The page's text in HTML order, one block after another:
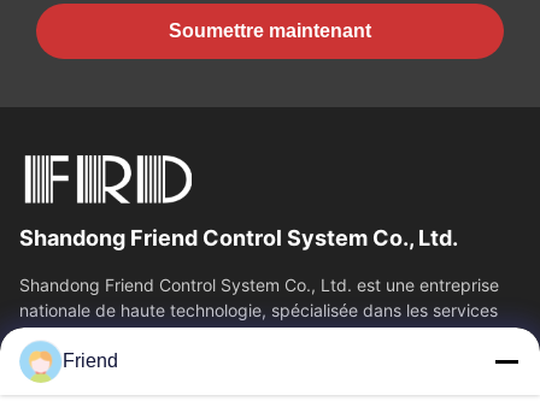
Soumettre maintenant
Shandong Friend Control System Co., Ltd.
Shandong Friend Control System Co., Ltd. est une entreprise
nationale de haute technologie, spécialisée dans les services
de R&D en...
Liens Rapides
Friend